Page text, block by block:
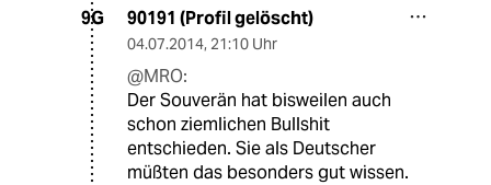
9G 90191 (Profil gelöscht)
04.07.2014, 21:10 Uhr
@MRO:
Der Souverän hat bisweilen auch
schon ziemlichen Bullshit
entschieden. Sie als Deutscher
müßten das besonders gut wissen.